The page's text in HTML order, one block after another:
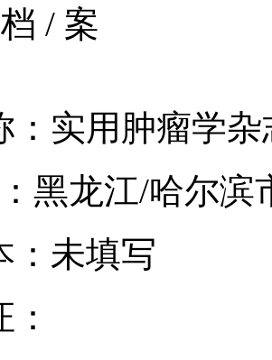
档 / 案
：实用肿瘤学杂
黑龙江/哈尔滨
：未填写